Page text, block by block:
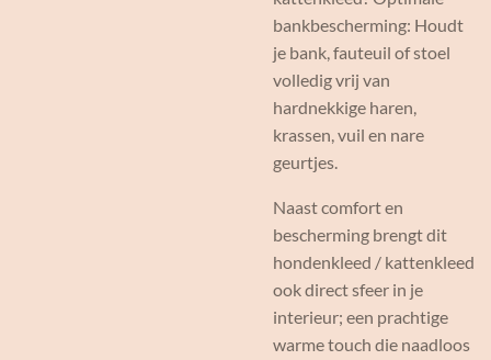
bankbescherming: Houdt
je bank, fauteuil of stoel
volledig vrij van
hardnekkige haren,
krassen, vuil en nare
geurtjes.
Naast comfort en
bescherming brengt dit
hondenkleed / kattenkleed
ook direct sfeer in je
interieur; een prachtige
warme touch die naadloos